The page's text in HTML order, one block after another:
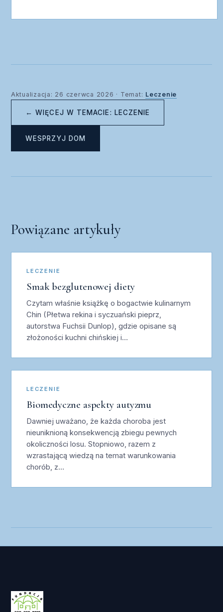
Aktualizacja: 26 czerwca 2026 · Temat: Leczenie
← WIĘCEJ W TEMACIE: LECZENIE
WESPRZYJ DOM
Powiązane artykuły
LECZENIE
Smak bezglutenowej diety
Czytam właśnie książkę o bogactwie kulinarnym
Chin (Płetwa rekina i syczuański pieprz,
autorstwa Fuchsii Dunlop), gdzie opisane są
złożoności kuchni chińskiej i…
LECZENIE
Biomedyczne aspekty autyzmu
Dawniej uważano, że każda choroba jest
nieuniknioną konsekwencją zbiegu pewnych
okoliczności losu. Stopniowo, razem z
wzrastającą wiedzą na temat warunkowania
chorób, z…